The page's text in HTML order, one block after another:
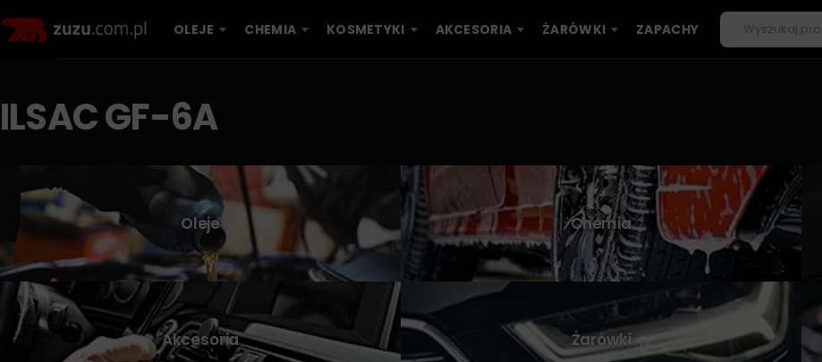
OLEJE CHEMIA KOSMETYKI AKCESORIA ŻARÓWKI ZAPACHY
ILSAC GF-6A
Oleje Chemia
Akcesoria Żarówki